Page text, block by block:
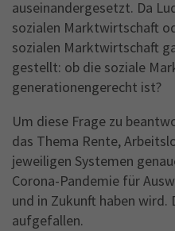
auseinandergesetzt. Da
sozialen Marktwirtschaft
sozialen Marktwirtschaft
gestellt: ob die soziale
generationengerecht ist?
Um diese Frage zu
das Thema Rente,
jeweiligen Systemen
Corona-Pandemie für
und in Zukunft haben wird.
aufgefallen.
Anbieter Google
Laufzeit 1 Jahr
Zweck
This cookie
The cookie
how visitors
creating an
wbsite is
the number